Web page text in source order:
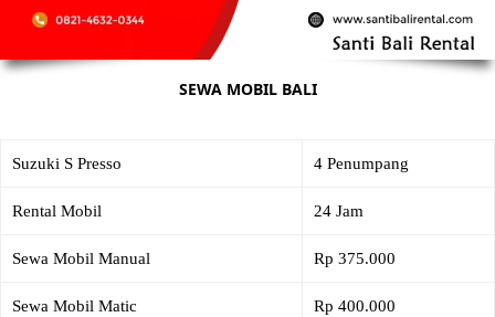
SEWA MOBIL BALI
Suzuki S Presso 4 Penumpang
Rental Mobil 24 Jam
Sewa Mobil Manual Rp 375.000
Sewa Mobil Matic Rp 400.000